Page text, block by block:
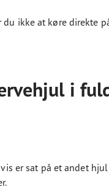
ikke at køre direkte
i
er sat på et andet